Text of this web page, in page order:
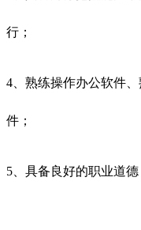
行；
4、熟练操作办公软件
件；
5、具备良好的职业道